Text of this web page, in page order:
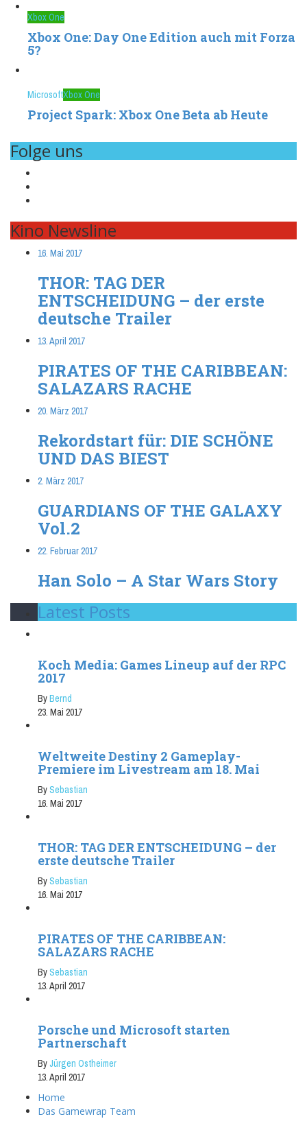
Xbox One
Xbox One: Day One Edition auch mit Forza
5?
MicrosoftXbox One
Project Spark: Xbox One Beta ab Heute
Folge uns
Kino Newsline
16. Mai 2017
THOR: TAG DER
ENTSCHEIDUNG – der erste
deutsche Trailer
13. April 2017
PIRATES OF THE CARIBBEAN:
SALAZARS RACHE
20. März 2017
Rekordstart für: DIE SCHÖNE
UND DAS BIEST
2. März 2017
GUARDIANS OF THE GALAXY
Vol.2
22. Februar 2017
Han Solo – A Star Wars Story
Latest Posts
Koch Media: Games Lineup auf der RPC
2017
ByBernd
23. Mai 2017
Weltweite Destiny 2 Gameplay-
Premiere im Livestream am 18. Mai
BySebastian
16. Mai 2017
THOR: TAG DER ENTSCHEIDUNG – der
erste deutsche Trailer
BySebastian
16. Mai 2017
PIRATES OF THE CARIBBEAN:
SALAZARS RACHE
BySebastian
13. April 2017
Porsche und Microsoft starten
Partnerschaft
ByJürgen Ostheimer
13. April 2017
Home
Das Gamewrap Team